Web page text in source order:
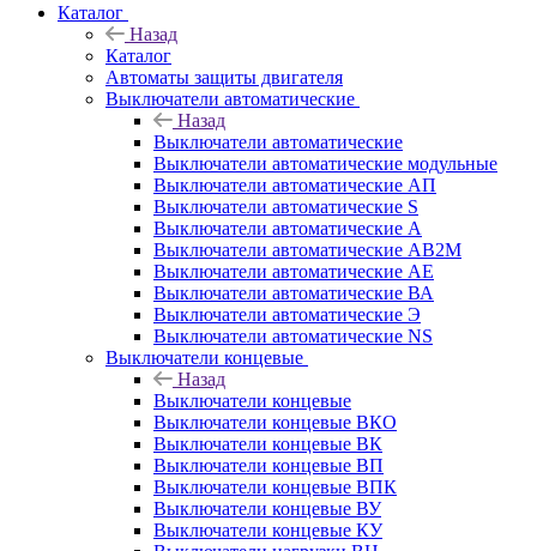
Каталог
Назад
Каталог
Автоматы защиты двигателя
Выключатели автоматические
Назад
Выключатели автоматические
Выключатели автоматические модульные
Выключатели автоматические АП
Выключатели автоматические S
Выключатели автоматические А
Выключатели автоматические АВ2М
Выключатели автоматические АЕ
Выключатели автоматические ВА
Выключатели автоматические Э
Выключатели автоматические NS
Выключатели концевые
Назад
Выключатели концевые
Выключатели концевые ВКО
Выключатели концевые ВК
Выключатели концевые ВП
Выключатели концевые ВПК
Выключатели концевые ВУ
Выключатели концевые КУ